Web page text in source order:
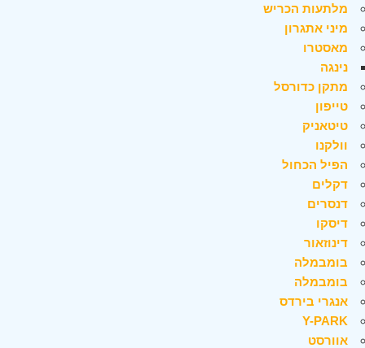
מלתעות הכריש
מיני אתגרון
מאסטרו
נינגה
מתקן כדורסל
טייפון
טיטאניק
וולקנו
הפיל הכחול
דקלים
דנסרים
דיסקו
דינוזאור
בומבמלה
בומבמלה
אנגרי בירדס
Y-PARK
אוורסט